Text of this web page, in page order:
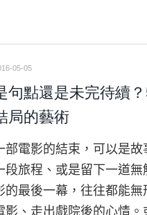
05-05
句點還是未完待續
局的藝術
部電影的結束，可以是
段旅程、或是留下一道
的最後一幕，往往都能
影、走出戲院後的心情